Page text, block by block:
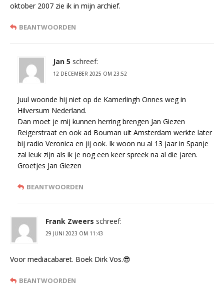
oktober 2007 zie ik in mijn archief.
BEANTWOORDEN
Jan 5 schreef:
12 DECEMBER 2025 OM 23:52
Juul woonde hij niet op de Kamerlingh Onnes weg in
Hilversum Nederland.
Dan moet je mij kunnen herring brengen Jan Giezen
Reigerstraat en ook ad Bouman uit Amsterdam werkte later
bij radio Veronica en jij ook. Ik woon nu al 13 jaar in Spanje
zal leuk zijn als ik je nog een keer spreek na al die jaren.
Groetjes Jan Giezen
BEANTWOORDEN
Frank Zweers schreef:
29 JUNI 2023 OM 11:43
Voor mediacabaret. Boek Dirk Vos.😎
BEANTWOORDEN